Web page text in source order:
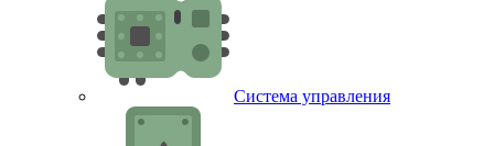
Система управления